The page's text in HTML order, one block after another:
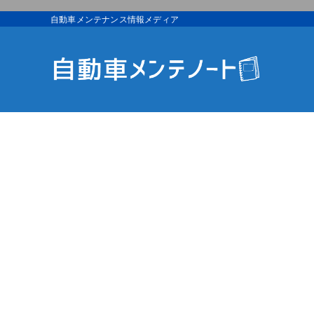
自動車メンテナンス情報メディア